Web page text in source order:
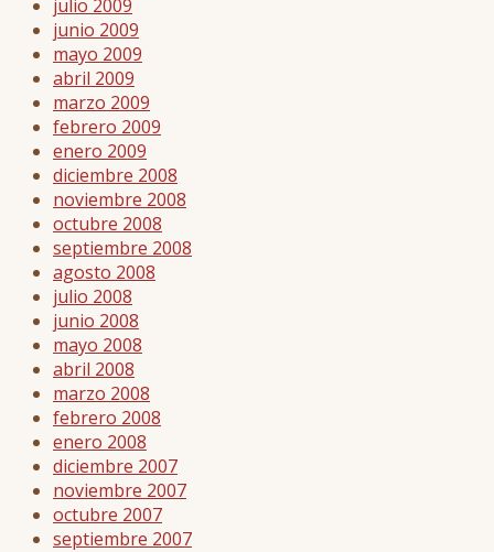
julio 2009
junio 2009
mayo 2009
abril 2009
marzo 2009
febrero 2009
enero 2009
diciembre 2008
noviembre 2008
octubre 2008
septiembre 2008
agosto 2008
julio 2008
junio 2008
mayo 2008
abril 2008
marzo 2008
febrero 2008
enero 2008
diciembre 2007
noviembre 2007
octubre 2007
septiembre 2007